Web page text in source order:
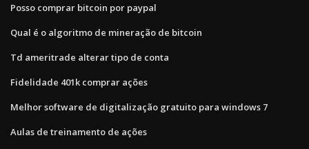
Posso comprar bitcoin por paypal
Qual é o algoritmo de mineração de bitcoin
Td ameritrade alterar tipo de conta
Fidelidade 401k comprar ações
Melhor software de digitalização gratuito para windows 7
Aulas de treinamento de ações